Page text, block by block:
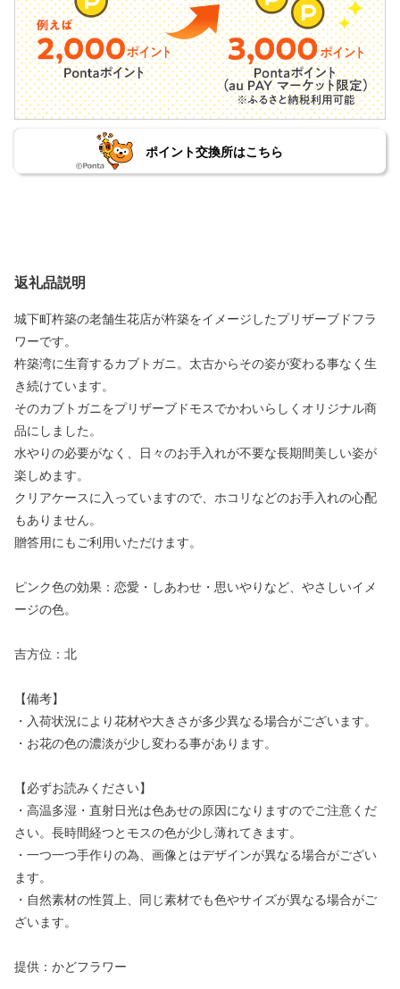
ポイント交換所はこちら
返礼品説明
城下町杵築の老舗生花店が杵築をイメージしたプリザーブドフラ
ワーです。
杵築湾に生育するカブトガニ。太古からその姿が変わる事なく生
き続けています。
そのカブトガニをプリザーブドモスでかわいらしくオリジナル商
品にしました。
水やりの必要がなく、日々のお手入れが不要な長期間美しい姿が
楽しめます。
クリアケースに入っていますので、ホコリなどのお手入れの心配
もありません。
贈答用にもご利用いただけます。
ピンク色の効果：恋愛・しあわせ・思いやりなど、やさしいイメ
ージの色。
吉方位：北
【備考】
・入荷状況により花材や大きさが多少異なる場合がございます。
・お花の色の濃淡が少し変わる事があります。
【必ずお読みください】
・高温多湿・直射日光は色あせの原因になりますのでご注意くだ
さい。長時間経つとモスの色が少し薄れてきます。
・一つ一つ手作りの為、画像とはデザインが異なる場合がござい
ます。
・自然素材の性質上、同じ素材でも色やサイズが異なる場合がご
ざいます。
提供：かどフラワー